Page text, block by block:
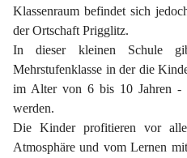
Klassenraum befindet sich
der Ortschaft Prigglitz.
In dieser kleinen Schule
Mehrstufenklasse in der die
im Alter von 6 bis 10 Jahren -
werden.
Die Kinder profitieren vor
Atmosphäre und vom Lernen